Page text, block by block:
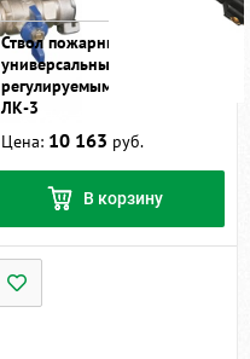
Ствол пожарный
универсальный с
регулируемым расходом
ЛК-3
Цена: 10 163 руб.
В корзину